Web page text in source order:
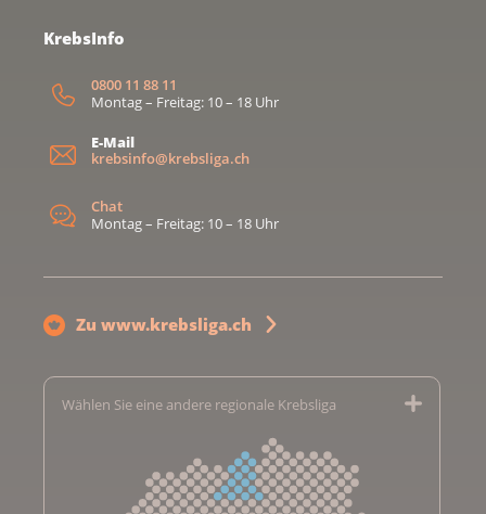
KrebsInfo
0800 11 88 11
Montag – Freitag: 10 – 18 Uhr
E-Mail
krebsinfo@krebsliga.ch
Chat
Montag – Freitag: 10 – 18 Uhr
Zu www.krebsliga.ch
Wählen Sie eine andere regionale Krebsliga